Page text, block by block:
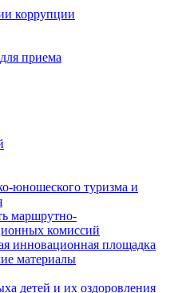
коррупции
приема
юношеского туризма и
маршрутно-
комиссий
инновационная площадка
материалы
детей и их оздоровления